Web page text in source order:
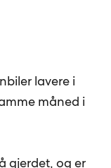
lavere i
måned i
gjerdet, og er